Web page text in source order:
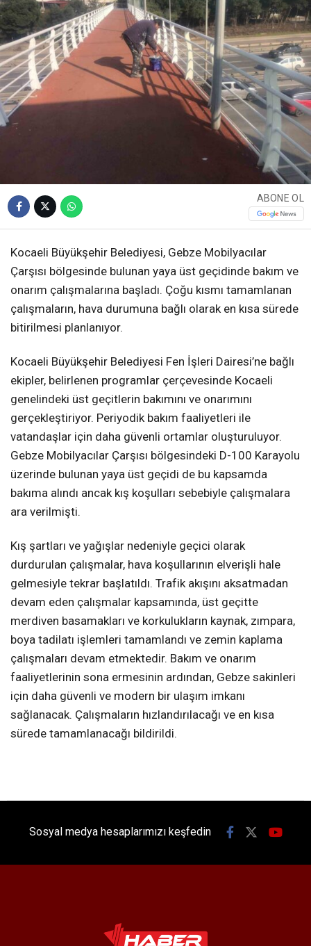
ABONE OL
Kocaeli Büyükşehir Belediyesi, Gebze Mobilyacılar
Çarşısı bölgesinde bulunan yaya üst geçidinde bakım ve
onarım çalışmalarına başladı. Çoğu kısmı tamamlanan
çalışmaların, hava durumuna bağlı olarak en kısa sürede
bitirilmesi planlanıyor.
Kocaeli Büyükşehir Belediyesi Fen İşleri Dairesi’ne bağlı
ekipler, belirlenen programlar çerçevesinde Kocaeli
genelindeki üst geçitlerin bakımını ve onarımını
gerçekleştiriyor. Periyodik bakım faaliyetleri ile
vatandaşlar için daha güvenli ortamlar oluşturuluyor.
Gebze Mobilyacılar Çarşısı bölgesindeki D-100 Karayolu
üzerinde bulunan yaya üst geçidi de bu kapsamda
bakıma alındı ancak kış koşulları sebebiyle çalışmalara
ara verilmişti.
Kış şartları ve yağışlar nedeniyle geçici olarak
durdurulan çalışmalar, hava koşullarının elverişli hale
gelmesiyle tekrar başlatıldı. Trafik akışını aksatmadan
devam eden çalışmalar kapsamında, üst geçitte
merdiven basamakları ve korkulukların kaynak, zımpara,
boya tadilatı işlemleri tamamlandı ve zemin kaplama
çalışmaları devam etmektedir. Bakım ve onarım
faaliyetlerinin sona ermesinin ardından, Gebze sakinleri
için daha güvenli ve modern bir ulaşım imkanı
sağlanacak. Çalışmaların hızlandırılacağı ve en kısa
sürede tamamlanacağı bildirildi.
Sosyal medya hesaplarımızı keşfedin